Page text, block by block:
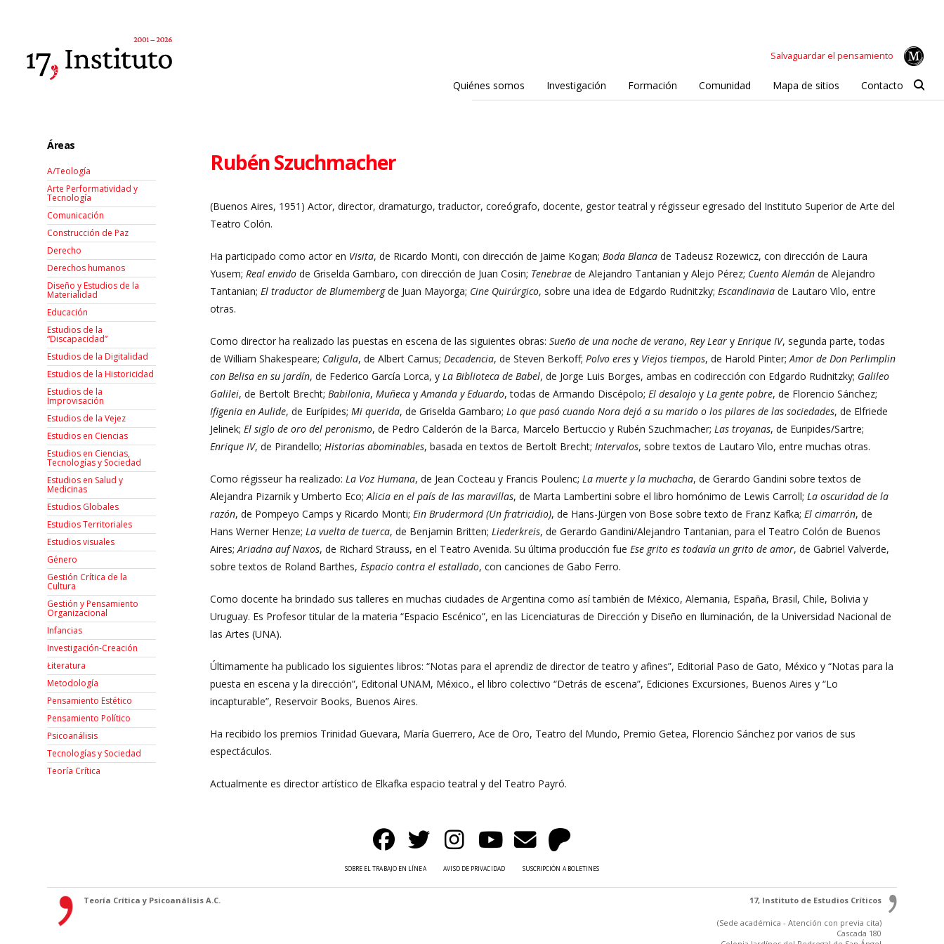
Salvaguardar el pensamiento
Quiénes somos Investigación Formación Comunidad Mapa de sitios Contacto
Rubén Szuchmacher
(Buenos Aires, 1951) Actor, director, dramaturgo, traductor, coreógrafo, docente, gestor teatral y régisseur egresado del Instituto Superior de Arte del
Teatro Colón.
Ha participado como actor en Visita, de Ricardo Monti, con dirección de Jaime Kogan; Boda Blanca de Tadeusz Rozewicz, con dirección de Laura
Yusem;Real envido de Griselda Gambaro, con dirección de Juan Cosin; Tenebrae de Alejandro Tantanian y Alejo Pérez; Cuento Alemán de Alejandro
Tantanian;El traductor de Blumembergde Juan Mayorga; Cine Quirúrgico, sobre una idea de Edgardo Rudnitzky;Escandinavia de Lautaro Vilo, entre
otras.
Como director ha realizado las puestas en escena de las siguientes obras:Sueño de una noche de verano,Rey Lear yEnrique IV, segunda parte, todas
de William Shakespeare; Caligula, de Albert Camus;Decadencia, de Steven Berkoff;Polvo eres y Viejos tiempos, de Harold Pinter;Amor de Don Perlimplin
con Belisa en su jardín, de Federico García Lorca, yLa Biblioteca de Babel, de Jorge Luis Borges, ambas en codirección con Edgardo Rudnitzky; Galileo
Galilei, de Bertolt Brecht;Babilonia,Muñeca yAmanda y Eduardo, todas de Armando Discépolo;El desalojo yLa gente pobre, de Florencio Sánchez;
Ifigenia en Aulide, de Eurípides;Mi querida, de Griselda Gambaro;Lo que pasó cuando Nora dejó a su marido o los pilares de las sociedades, de Elfriede
Jelinek;El siglo de oro del peronismo, de Pedro Calderón de la Barca, Marcelo Bertuccio y Rubén Szuchmacher;Las troyanas, de Euripides/Sartre;
Enrique IV, de Pirandello;Historias abominables, basada en textos de Bertolt Brecht;Intervalos, sobre textos de Lautaro Vilo, entre muchas otras.
Como régisseur ha realizado:La Voz Humana, de Jean Cocteau y Francis Poulenc;La muerte y la muchacha, de Gerardo Gandini sobre textos de
Alejandra Pizarnik y Umberto Eco; Alicia en el país de las maravillas, de Marta Lambertini sobre el libro homónimo de Lewis Carroll;La oscuridad de la
razón, de Pompeyo Camps y Ricardo Monti;Ein Brudermord (Un fratricidio), de Hans-Jürgen von Bose sobre texto de Franz Kafka;El cimarrón, de
Hans Werner Henze;La vuelta de tuerca, de Benjamin Britten;Liederkreis, de Gerardo Gandini/Alejandro Tantanian, para el Teatro Colón de Buenos
Aires;Ariadna auf Naxos, de Richard Strauss, en el Teatro Avenida. Su última producción fueEse grito es todavía un grito de amor, de Gabriel Valverde,
sobre textos de Roland Barthes,Espacio contra el estallado, con canciones de Gabo Ferro.
Como docente ha brindado sus talleres en muchas ciudades de Argentina como así también de México, Alemania, España, Brasil, Chile, Bolivia y
Uruguay. Es Profesor titular de la materia “Espacio Escénico”, en las Licenciaturas de Dirección y Diseño en Iluminación, de la Universidad Nacional de
las Artes (UNA).
Últimamente ha publicado los siguientes libros: “Notas para el aprendiz de director de teatro y afines”, Editorial Paso de Gato, México y “Notas para la
puesta en escena y la dirección”, Editorial UNAM, México., el libro colectivo “Detrás de escena”, Ediciones Excursiones, Buenos Aires y “Lo
incapturable”, Reservoir Books, Buenos Aires.
Ha recibido los premios Trinidad Guevara, María Guerrero, Ace de Oro, Teatro del Mundo, Premio Getea, Florencio Sánchez por varios de sus
espectáculos.
Actualmente es director artístico de Elkafka espacio teatral y del Teatro Payró.
Áreas
A/Teología
Arte Performatividad y
Tecnología
Comunicación
Construcción de Paz
Derecho
Derechos humanos
Diseño y Estudios de la
Materialidad
Educación
Estudios de la
“Discapacidad”
Estudios de la Digitalidad
Estudios de la Historicidad
Estudios de la
Improvisación
Estudios de la Vejez
Estudios en Ciencias
Estudios en Ciencias,
Tecnologías y Sociedad
Estudios en Salud y
Medicinas
Estudios Globales
Estudios Territoriales
Estudios visuales
Género
Gestión Crítica de la
Cultura
Gestión y Pensamiento
Organizacional
Infancias
Investigación-Creación
Łiteratura
Metodología
Pensamiento Estético
Pensamiento Político
Psicoanálisis
Tecnologías y Sociedad
Teoría Crítica
SOBRE EL TRABAJO EN LÍNEA AVISO DE PRIVACIDAD SUSCRIPCIÓN A BOLETINES
Teoría Crítica y Psicoanálisis A.C. 17, Instituto de Estudios Críticos
(Sede académica - Atención con previa cita)
Cascada 180